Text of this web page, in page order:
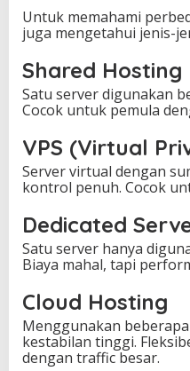
Untuk memahami
juga mengetahui jenis-
Shared Hosting
Satu server digunakan
Cocok untuk pemula
VPS (Virtual
Server virtual dengan
kontrol penuh. Cocok
Dedicated
Satu server hanya
Biaya mahal, tapi
Cloud Hosting
Menggunakan
kestabilan tinggi.
dengan traffic besar.